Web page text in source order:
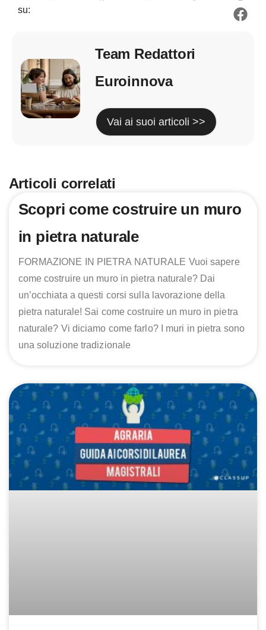
su:
Team Redattori
Euroinnova
Vai ai suoi articoli >>
Articoli correlati
Scopri come costruire un muro
in pietra naturale
FORMAZIONE IN PIETRA NATURALE Vuoi sapere
come costruire un muro in pietra naturale? Dai
un’occhiata a questi corsi sulla lavorazione della
pietra naturale! Sai come costruire un muro in pietra
naturale? Vi diciamo come farlo? I muri in pietra sono
una soluzione tradizionale